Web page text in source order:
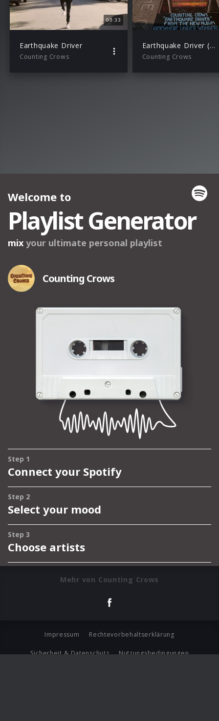
03:33
Earthquake Driver
Counting Crows
Earthquake Driver (Art Reveal)
Counting Crows
Mehr von Counting Crows
Impressum Rechtevorbehaltserklärung
Sicherheit & Datenschutz Nutzungsbedingungen